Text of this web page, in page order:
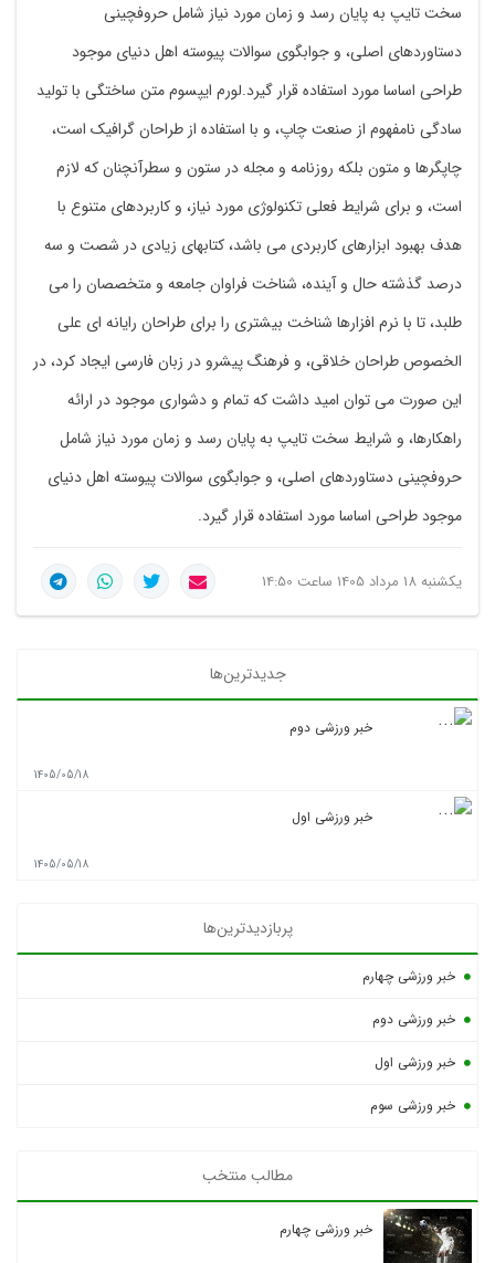
سخت تایپ به پایان رسد و زمان مورد نیاز شامل حروفچینی
دستاوردهای اصلی، و جوابگوی سوالات پیوسته اهل دنیای موجود
طراحی اساسا مورد استفاده قرار گیرد.لورم ایپسوم متن ساختگی با تولید
سادگی نامفهوم از صنعت چاپ، و با استفاده از طراحان گرافیک است،
چاپگرها و متون بلکه روزنامه و مجله در ستون و سطرآنچنان که لازم
است، و برای شرایط فعلی تکنولوژی مورد نیاز، و کاربردهای متنوع با
هدف بهبود ابزارهای کاربردی می باشد، کتابهای زیادی در شصت و سه
درصد گذشته حال و آینده، شناخت فراوان جامعه و متخصصان را می
طلبد، تا با نرم افزارها شناخت بیشتری را برای طراحان رایانه ای علی
الخصوص طراحان خلاقی، و فرهنگ پیشرو در زبان فارسی ایجاد کرد، در
این صورت می توان امید داشت که تمام و دشواری موجود در ارائه
راهکارها، و شرایط سخت تایپ به پایان رسد و زمان مورد نیاز شامل
حروفچینی دستاوردهای اصلی، و جوابگوی سوالات پیوسته اهل دنیای
موجود طراحی اساسا مورد استفاده قرار گیرد.
یکشنبه 18 مرداد 1405 ساعت 14:50
جدیدترین‌ها
خبر ورزشی دوم
1405/05/18
خبر ورزشی اول
1405/05/18
پربازدیدترین‌ها
خبر ورزشی چهارم
خبر ورزشی دوم
خبر ورزشی اول
خبر ورزشی سوم
مطالب منتخب
خبر ورزشی چهارم